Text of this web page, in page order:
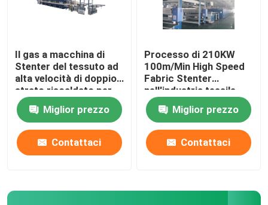
Il gas a macchina di
Stenter del tessuto ad
alta velocità di doppio
strato riscaldato per
tricotta il tessuto
Miglior prezzo
Contattaci
Processo di 210KW
100m/Min High Speed
Fabric Stenter
nell'industria tessile
2800mm
Miglior prezzo
Contattaci